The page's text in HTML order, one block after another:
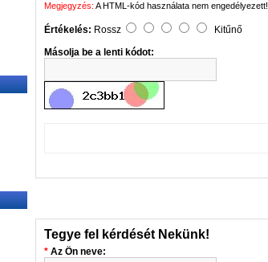
Megjegyzés: A HTML-kód használata nem engedélyezett!
Értékelés: Rossz
Kitűnő
Másolja be a lenti kódot:
Tegye fel kérdését Nekünk!
Az Ön neve: